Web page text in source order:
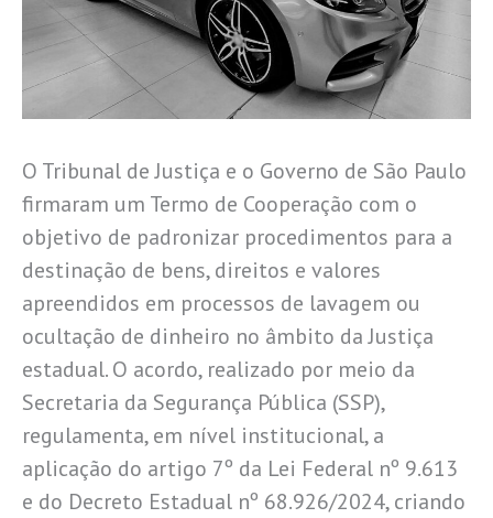
O Tribunal de Justiça e o Governo de São Paulo
firmaram um Termo de Cooperação com o
objetivo de padronizar procedimentos para a
destinação de bens, direitos e valores
apreendidos em processos de lavagem ou
ocultação de dinheiro no âmbito da Justiça
estadual. O acordo, realizado por meio da
Secretaria da Segurança Pública (SSP),
regulamenta, em nível institucional, a
aplicação do artigo 7º da Lei Federal nº 9.613
e do Decreto Estadual nº 68.926/2024, criando